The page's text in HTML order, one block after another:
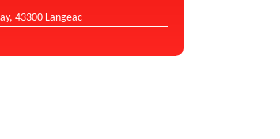
43300 Langeac